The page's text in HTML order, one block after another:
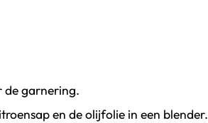
de garnering.
en de olijfolie in een blender.